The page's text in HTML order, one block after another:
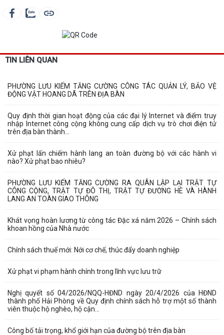
TIN LIÊN QUAN
PHƯỜNG LƯU KIẾM TĂNG CƯỜNG CÔNG TÁC QUẢN LÝ, BẢO VỆ
ĐỘNG VẬT HOANG DÃ TRÊN ĐỊA BÀN
Quy định thời gian hoạt động của các đại lý Internet và điểm truy
nhập Internet công cộng không cung cấp dịch vụ trò chơi điện tử
trên địa bàn thành...
Xử phạt lấn chiếm hành lang an toàn đường bộ với các hành vi
nào? Xử phạt bao nhiêu?
PHƯỜNG LƯU KIẾM TĂNG CƯỜNG RA QUÂN LẬP LẠI TRẬT TỰ
CÔNG CỘNG, TRẬT TỰ ĐÔ THỊ, TRẬT TỰ ĐƯỜNG HÈ VÀ HÀNH
LANG AN TOÀN GIAO THÔNG
Khát vọng hoàn lương từ công tác Đặc xá năm 2026 – Chính sách
khoan hồng của Nhà nước
Chính sách thuế mới: Nới cơ chế, thúc đẩy doanh nghiệp
Xử phạt vi phạm hành chính trong lĩnh vực lưu trữ
Nghị quyết số 04/2026/NQQ-HĐND ngày 20/4/2026 của HĐND
thành phố Hải Phòng về Quy định chính sách hỗ trợ một số thành
viên thuộc hộ nghèo, hộ cận...
Công bố tải trọng, khổ giới hạn của đường bộ trên địa bàn